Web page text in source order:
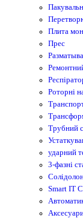
Плита
Прес
Роторні
Трубний
ударний
3-фазні
Smart IT